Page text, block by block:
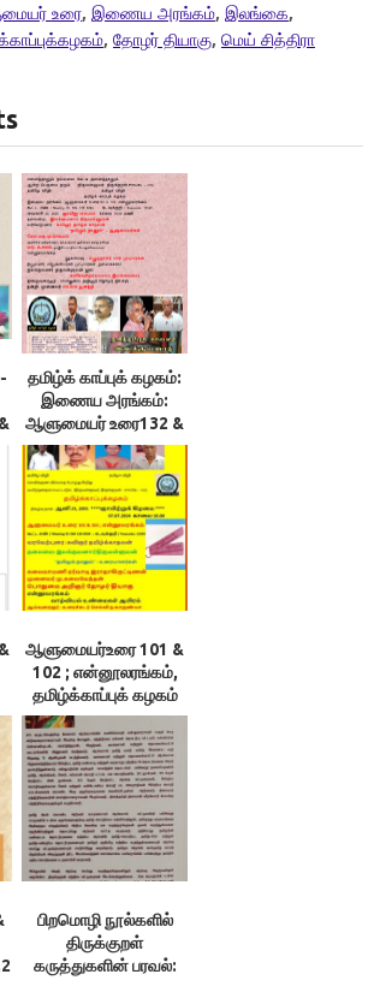
உரை, இணைய அரங்கம், இலங்கை,
, தோழர் தியாகு, மெய் சித்திரா
தமிழ்க் காப்புக் கழகம்:
இணைய அரங்கம்:
ஆளுமையர் உரை132 &
133; என்னூலரங்கம்
ஆளுமையர்உரை 101 &
102 ; என்னூலரங்கம்,
தமிழ்க்காப்புக் கழகம்
பிறமொழி நூல்களில்
திருக்குறள்
கருத்துகளின் பரவல்: